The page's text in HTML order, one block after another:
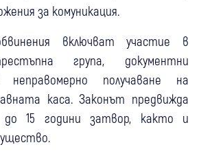
за комуникация.
включват участие в
група, документни
получаване на
каса. Законът предвижда
15 години затвор, както и